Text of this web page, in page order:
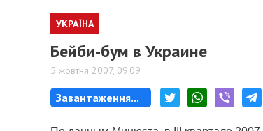
УКРАЇНА
Бейби-бум в Украине
5 жовтня 2007, 09:09
Завантаження...